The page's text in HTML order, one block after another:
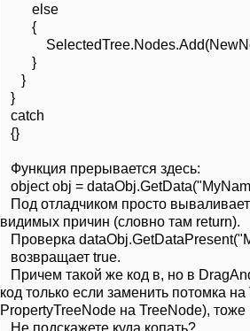
else
{
}
}
}
catch
{}
Функция прерывается здесь:
object obj =
Под отладчиком просто
видимых причин (словно там return).
Проверка
возвращает true.
Причем такой же код в, но в
код только если заменить потомка
PropertyTreeNode на TreeNode), тоже
Не подскажете куда копать?